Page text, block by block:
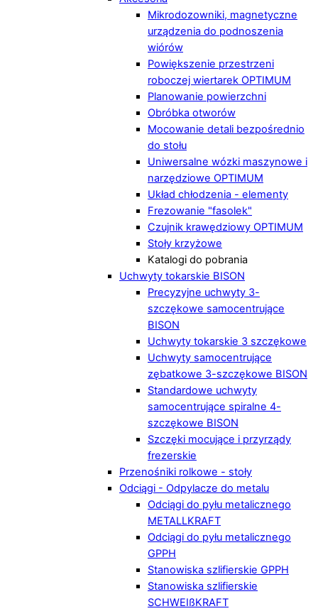
Mikrodozowniki, magnetyczne
urządzenia do podnoszenia
wiórów
Powiększenie przestrzeni
roboczej wiertarek OPTIMUM
Planowanie powierzchni
Obróbka otworów
Mocowanie detali bezpośrednio
do stołu
Uniwersalne wózki maszynowe i
narzędziowe OPTIMUM
Układ chłodzenia - elementy
Frezowanie "fasolek"
Czujnik krawędziowy OPTIMUM
Stoły krzyżowe
Katalogi do pobrania
Uchwyty tokarskie BISON
Precyzyjne uchwyty 3-
szczękowe samocentrujące
BISON
Uchwyty tokarskie 3 szczękowe
Uchwyty samocentrujące
zębatkowe 3-szczękowe BISON
Standardowe uchwyty
samocentrujące spiralne 4-
szczękowe BISON
Szczęki mocujące i przyrządy
frezerskie
Przenośniki rolkowe - stoły
Odciągi - Odpylacze do metalu
Odciągi do pyłu metalicznego
METALLKRAFT
Odciągi do pyłu metalicznego
GPPH
Stanowiska szlifierskie GPPH
Stanowiska szlifierskie
SCHWEIßKRAFT